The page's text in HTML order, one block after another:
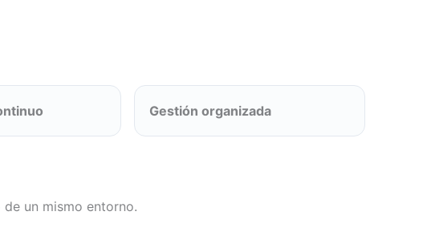
Gestión organizada
un mismo entorno.